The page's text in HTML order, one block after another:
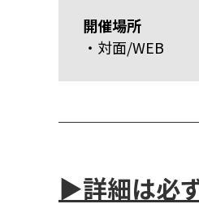
開催場所
・対面/WEB
▶詳細は必